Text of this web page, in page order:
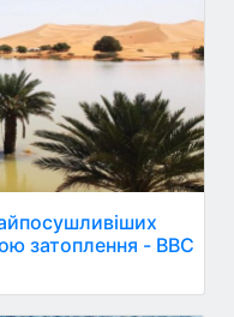
затоплення - BBC